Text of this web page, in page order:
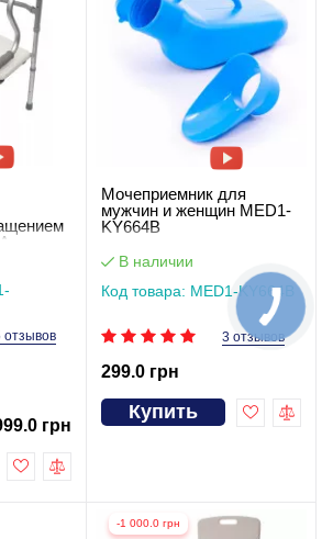
отзывов
грн
Мочеприемник для
мужчин и женщин MED1-
KY664B
В наличии
Код товара: MED1-KY664B
3 отзывов
299.0 грн
Купить
-1 000.0 грн